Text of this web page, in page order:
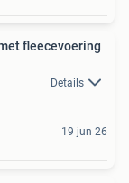
fleecevoering
Details
19 jun 26